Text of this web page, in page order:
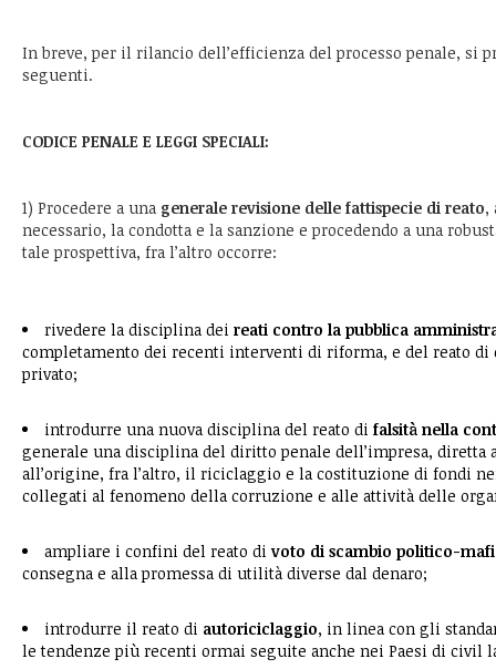
In breve, per il rilancio dell’efficienza del processo penale, si
seguenti.
CODICE PENALE E LEGGI SPECIALI:
1) Procedere a una generale revisione delle fattispecie di reato,
necessario, la condotta e la sanzione e procedendo a una
tale prospettiva, fra l’altro occorre:
rivedere la disciplina dei reati contro la pubblica
completamento dei recenti interventi di riforma, e del reato
privato;
introdurre una nuova disciplina del reato di falsità nella
generale una disciplina del diritto penale dell’impresa, diretta
all’origine, fra l’altro, il riciclaggio e la costituzione di fondi
collegati al fenomeno della corruzione e alle attività delle
ampliare i confini del reato di voto di scambio politico-
consegna e alla promessa di utilità diverse dal denaro;
introdurre il reato di autoriciclaggio, in linea con gli
le tendenze più recenti ormai seguite anche nei Paesi di civil